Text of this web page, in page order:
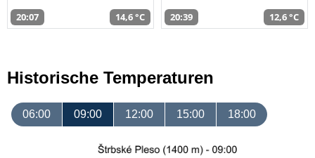
20:07 14,6 °C 20:39 12,6 °C
Historische Temperaturen
06:00 09:00 12:00 15:00 18:00